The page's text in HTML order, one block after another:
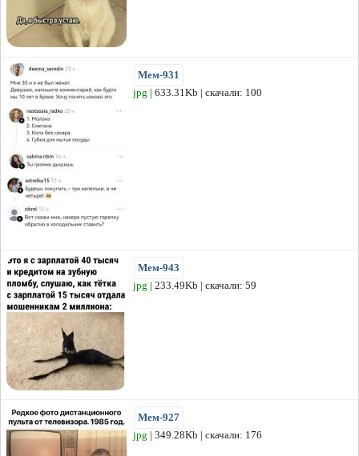
Мем-931
jpg | 633.31Kb | скачали: 100
Мем-943
jpg | 233.49Kb | скачали: 59
Мем-927
jpg | 349.28Kb | скачали: 176